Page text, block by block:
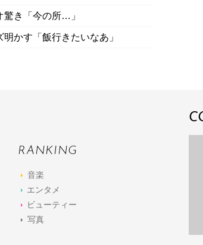
驚き「今の所…」
かす「飯行きたいなあ」
RANKING
音楽
エンタメ
ビューティー
写真